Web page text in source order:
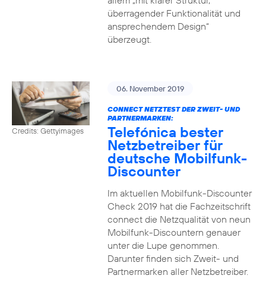
überragender Funktionalität und
ansprechendem Design“
überzeugt.
Credits: Gettyimages
06. November 2019
CONNECT NETZTEST DER ZWEIT- UND
PARTNERMARKEN:
Telefónica bester
Netzbetreiber für
deutsche Mobilfunk-
Discounter
Im aktuellen Mobilfunk-Discounter
Check 2019 hat die Fachzeitschrift
connect die Netzqualität von neun
Mobilfunk-Discountern genauer
unter die Lupe genommen.
Darunter finden sich Zweit- und
Partnermarken aller Netzbetreiber.